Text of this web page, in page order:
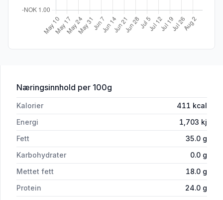
Næringsinnhold for 'Pinnekjøtt Økologisk 1kg Ask
per 100g
Kalorier 411 kcal
Energi
1,703 kj
Fett
35.0 g
Karbohydrater
0.0 g
Mettet fett
18.0 g
Protein
24.0 g